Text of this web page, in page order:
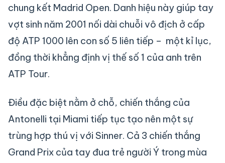
chung kết Madrid Open. Danh hiệu này giúp tay
vợt sinh năm 2001 nối dài chuỗi vô địch ở cấp
độ ATP 1000 lên con số 5 liên tiếp – một kỉ lục,
đồng thời khẳng định vị thế số 1 của anh trên
ATP Tour.
Điều đặc biệt nằm ở chỗ, chiến thắng của
Antonelli tại Miami tiếp tục tạo nên một sự
trùng hợp thú vị với Sinner. Cả 3 chiến thắng
Grand Prix của tay đua trẻ người Ý trong mùa